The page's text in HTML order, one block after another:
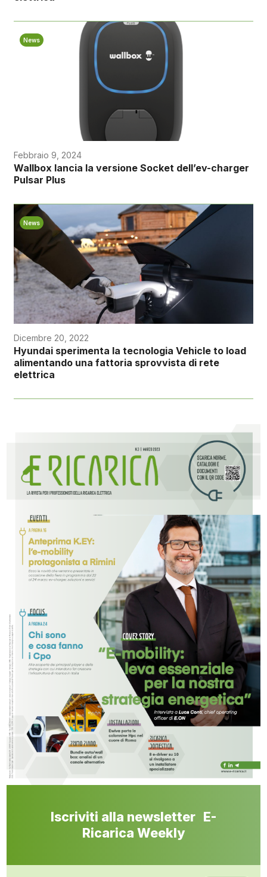
News
Febbraio 9, 2024
Wallbox lancia la versione Socket dell’ev-charger
Pulsar Plus
News
Dicembre 20, 2022
Hyundai sperimenta la tecnologia Vehicle to load
alimentando una fattoria sprovvista di rete
elettrica
Iscriviti alla newsletter E-
Ricarica Weekly